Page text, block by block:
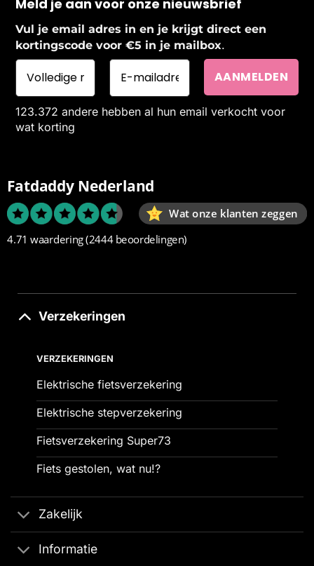
Meld je aan voor onze nieuwsbrief
Vul je email adres in en je krijgt direct een
kortingscode voor €5 in je mailbox.
123.372 andere hebben al hun email verkocht voor
wat korting
Fatdaddy Nederland
Wat onze klanten zeggen
4.71 waardering(2444 beoordelingen)
Verzekeringen
VERZEKERINGEN
Elektrische fietsverzekering
Elektrische stepverzekering
Fietsverzekering Super73
Fiets gestolen, wat nu!?
Zakelijk
Informatie